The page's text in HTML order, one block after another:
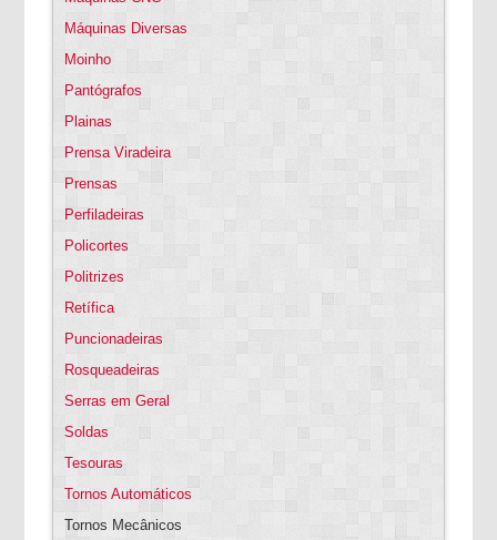
Máquinas Diversas
Moinho
Pantógrafos
Plainas
Prensa Viradeira
Prensas
Perfiladeiras
Policortes
Politrizes
Retífica
Puncionadeiras
Rosqueadeiras
Serras em Geral
Soldas
Tesouras
Tornos Automáticos
Tornos Mecânicos